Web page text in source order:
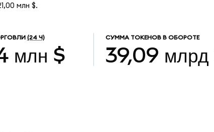
млн $.
(24 Ч)
млн $
СУММА ТОКЕНОВ В ОБОРОТЕ
39,09 млрд